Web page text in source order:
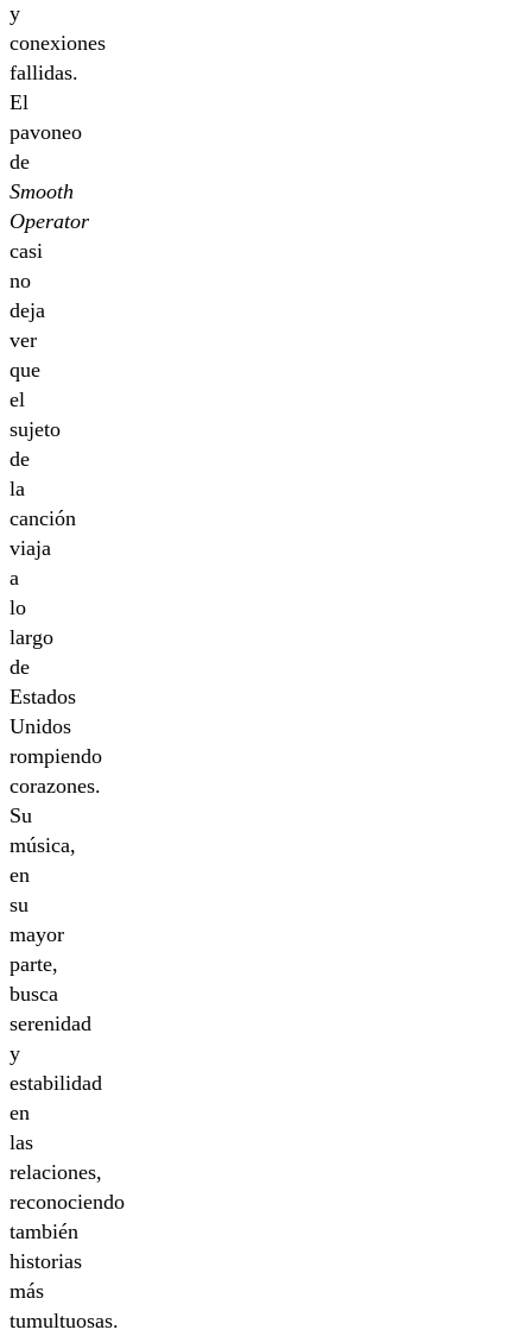
y
conexiones
fallidas.
El
pavoneo
de
Smooth
Operator
casi
no
deja
ver
que
el
sujeto
de
la
canción
viaja
a
lo
largo
de
Estados
Unidos
rompiendo
corazones.
Su
música,
en
su
mayor
parte,
busca
serenidad
y
estabilidad
en
las
relaciones,
reconociendo
también
historias
más
tumultuosas.